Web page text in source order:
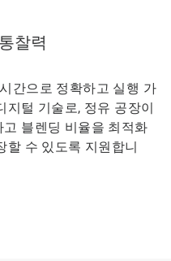
찰력
간으로 정확하고 실행 가
지털 기술로, 정유 공장이
블렌딩 비율을 최적화
할 수 있도록 지원합니